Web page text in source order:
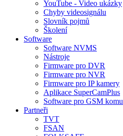
YouTube - Video ukázky
Chyby videosignálu
Slovník pojmů
Školení
Software
Software NVMS
Nástroje
Firmware pro DVR
Firmware pro NVR
Firmware pro IP kamery
Aplikace SuperCamPlus
Software pro GSM
Partneři
TVT
FSAN